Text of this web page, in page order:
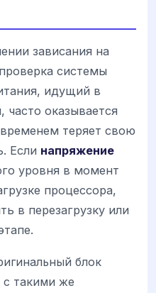
зависания на
системы
идущий в
часто оказывается
теряет свою
Если напряжение
уровня в момент
процессора,
в перезагрузку или
блок
с такими же